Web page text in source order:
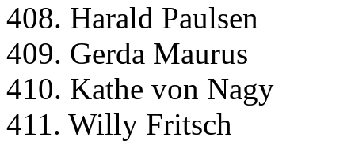
408. Harald Paulsen
409. Gerda Maurus
410. Kathe von Nagy
411. Willy Fritsch